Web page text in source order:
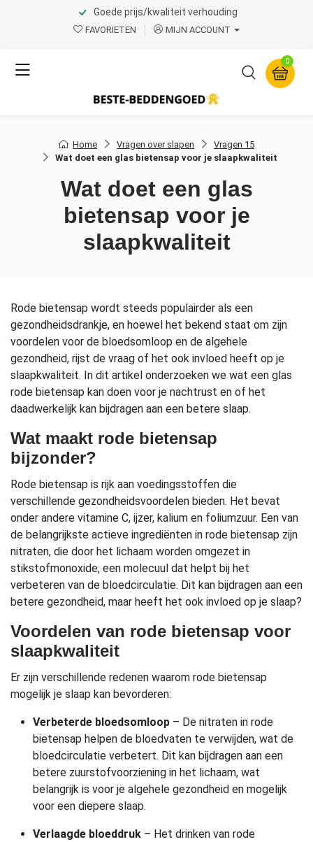
Goede prijs/kwaliteit verhouding
FAVORIETEN MIJN ACCOUNT
0
Home Vragen over slapen
Vragen 15
Wat doet een glas bietensap voor je slaapkwaliteit
Wat doet een glas
bietensap voor je
slaapkwaliteit
Rode bietensap wordt steeds populairder als een
gezondheidsdrankje, en hoewel het bekend staat om zijn
voordelen voor de bloedsomloop en de algehele
gezondheid, rijst de vraag of het ook invloed heeft op je
slaapkwaliteit. In dit artikel onderzoeken we wat een glas
rode bietensap kan doen voor je nachtrust en of het
daadwerkelijk kan bijdragen aan een betere slaap.
Wat maakt rode bietensap
bijzonder?
Rode bietensap is rijk aan voedingsstoffen die
verschillende gezondheidsvoordelen bieden. Het bevat
onder andere vitamine C, ijzer, kalium en foliumzuur. Een van
de belangrijkste actieve ingrediënten in rode bietensap zijn
nitraten, die door het lichaam worden omgezet in
stikstofmonoxide, een molecuul dat helpt bij het
verbeteren van de bloedcirculatie. Dit kan bijdragen aan een
betere gezondheid, maar heeft het ook invloed op je slaap?
Voordelen van rode bietensap voor
slaapkwaliteit
Er zijn verschillende redenen waarom rode bietensap
mogelijk je slaap kan bevorderen:
Verbeterde bloedsomloop – De nitraten in rode
bietensap helpen de bloedvaten te verwijden, wat de
bloedcirculatie verbetert. Dit kan bijdragen aan een
betere zuurstofvoorziening in het lichaam, wat
belangrijk is voor je algehele gezondheid en mogelijk
voor een diepere slaap.
Verlaagde bloeddruk – Het drinken van rode